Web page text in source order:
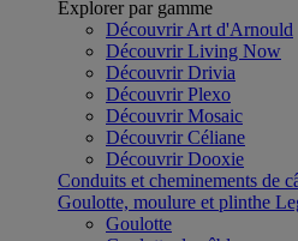
Explorer par gamme
Découvrir Art d'Arnould
Découvrir Living Now
Découvrir Drivia
Découvrir Plexo
Découvrir Mosaic
Découvrir Céliane
Découvrir Dooxie
Conduits et cheminements de
Goulotte, moulure et plinthe
Goulotte